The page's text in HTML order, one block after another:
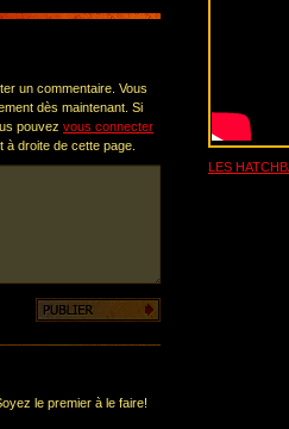
un commentaire. Vous
dès maintenant. Si
pouvez vous connecter
à droite de cette page.
le premier à le faire!
LES